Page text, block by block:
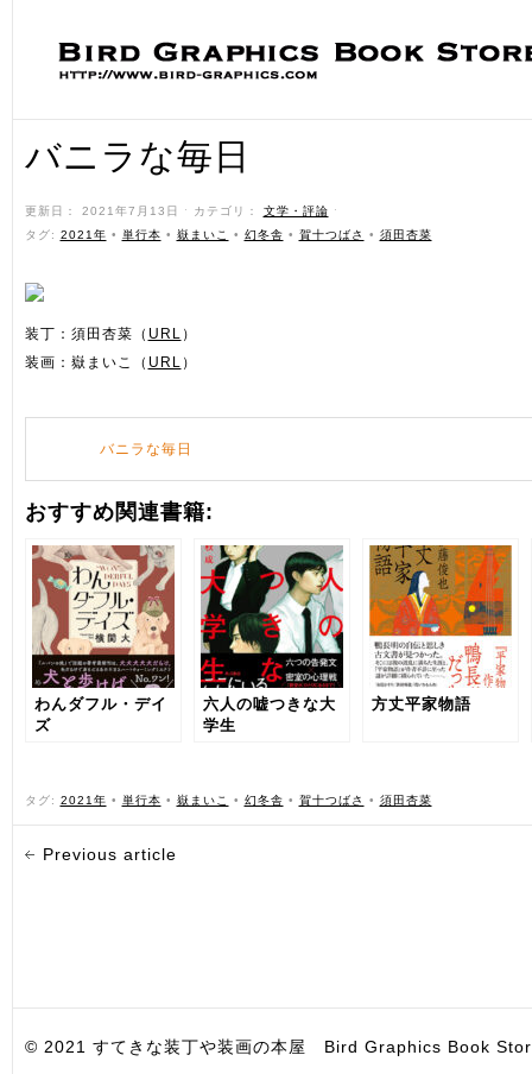
バニラな毎日
更新日： 2021年7月13日 ˑ カテゴリ： 文学・評論 ˑ
タグ: 2021年 • 単行本 • 嶽まいこ • 幻冬舎 • 賀十つばさ • 須田杏菜
装丁：須田杏菜（ URL ）
装画：嶽まいこ（ URL ）
バニラな毎日
おすすめ関連書籍:
わんダフル・デイ
ズ
六人の嘘つきな大
学生
方丈平家物語
タグ: 2021年 • 単行本 • 嶽まいこ • 幻冬舎 • 賀十つばさ • 須田杏菜
Previous article
© 2021 すてきな装丁や装画の本屋 Bird Graphics Book